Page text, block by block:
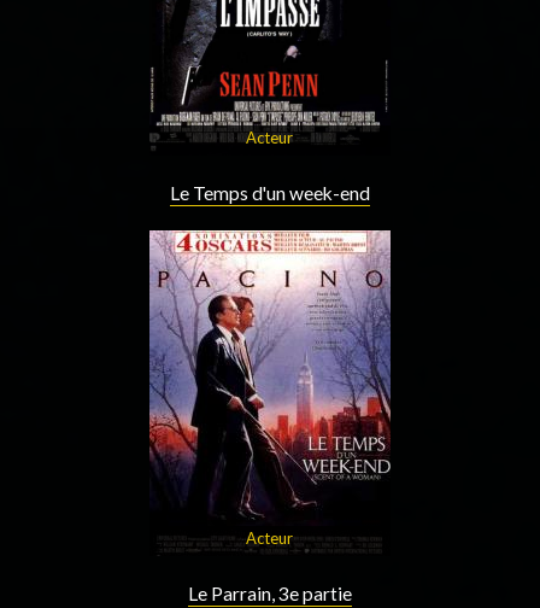
Acteur
Le Temps d'un week-end
Acteur
Le Parrain, 3e partie